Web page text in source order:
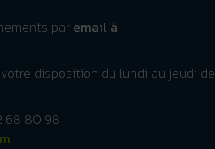
par email à
disposition du lundi au jeudi de
68 80 98